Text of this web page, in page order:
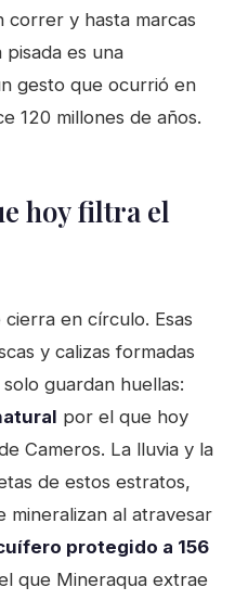
correr y hasta marcas
es una
gesto que ocurrió en
120 millones de años.
hoy filtra el
en círculo. Esas
y calizas formadas
guardan huellas:
por el que hoy
Cameros. La lluvia y la
de estos estratos,
mineralizan al atravesar
protegido a 156
que Mineraqua extrae